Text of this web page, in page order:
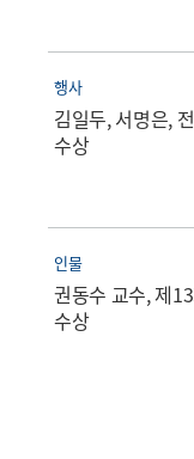
행사
김일두, 서명은,
수상
인물
권동수 교수, 제
수상